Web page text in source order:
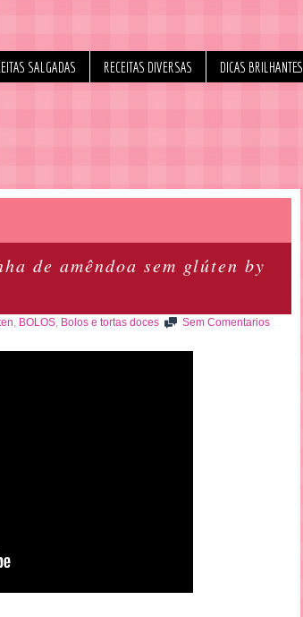
SALGADAS RECEITAS DIVERSAS DICAS BRILHANTES
de amêndoa sem glúten by
, BOLOS, Bolos e tortas doces Sem Comentarios